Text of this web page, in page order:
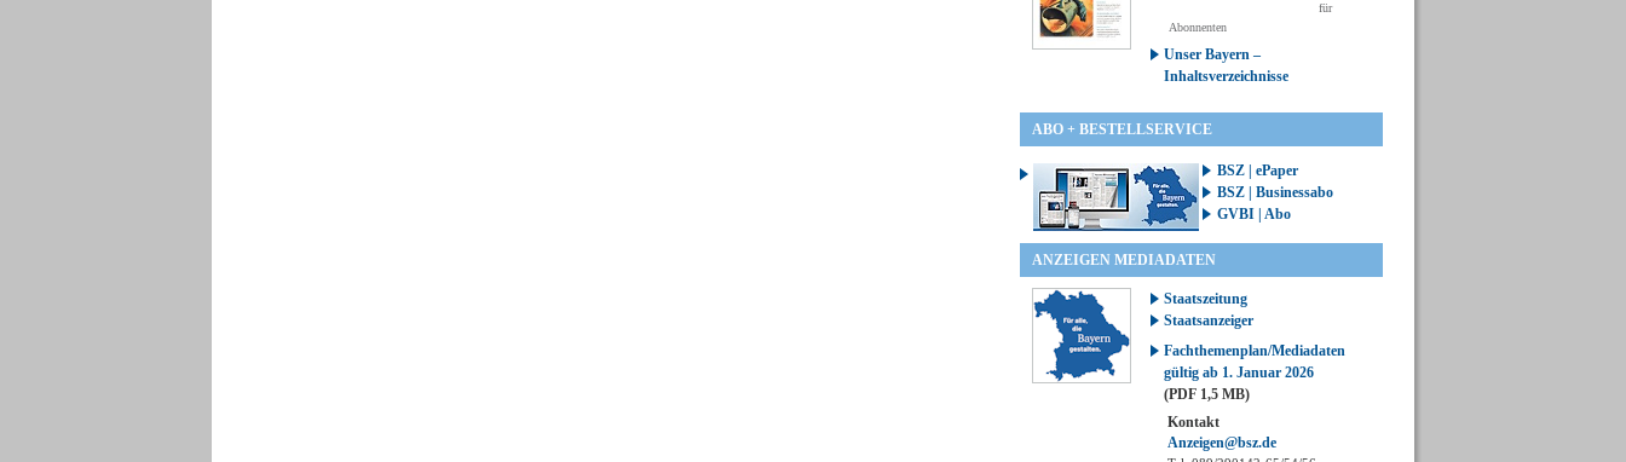
für
Abonnenten
Unser Bayern –
Inhaltsverzeichnisse
ABO + BESTELLSERVICE
BSZ | ePaper
BSZ | Businessabo
GVBI | Abo
ANZEIGEN MEDIADATEN
Staatszeitung
Staatsanzeiger
Fachthemenplan/Mediadaten
gültig ab 1. Januar 2026
(PDF 1,5 MB)
Kontakt
Anzeigen@bsz.de